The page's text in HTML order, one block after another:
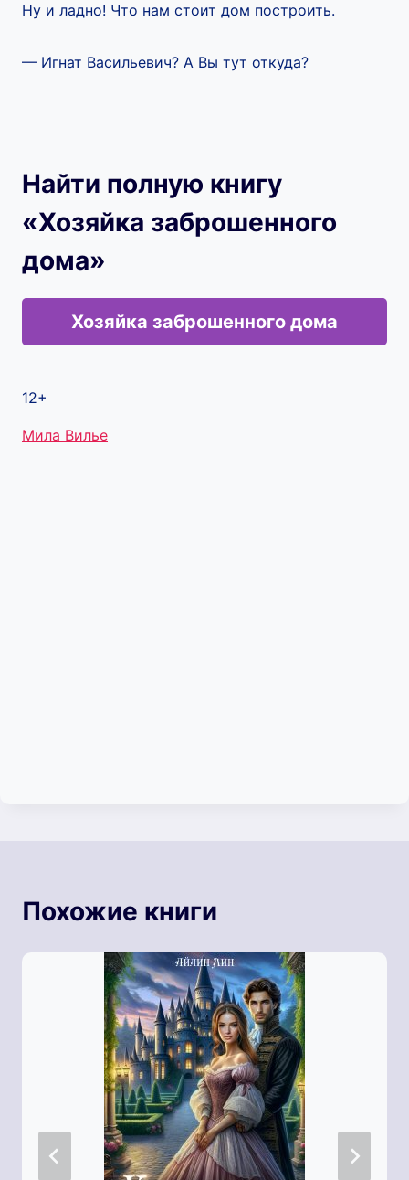
Ну и ладно! Что нам стоит дом построить.
— Игнат Васильевич? А Вы тут откуда?
Найти полную книгу
«Хозяйка заброшенного
дома»
Хозяйка заброшенного дома
12+
Метки
Мила Вилье
Похожие книги